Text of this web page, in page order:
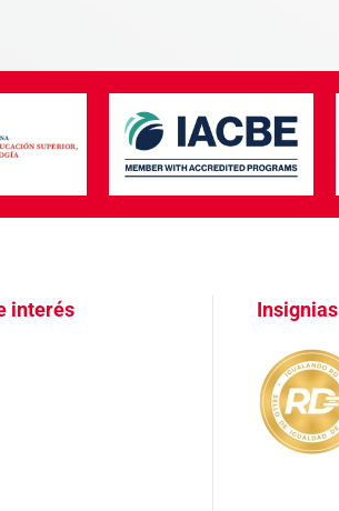
interés Insignias